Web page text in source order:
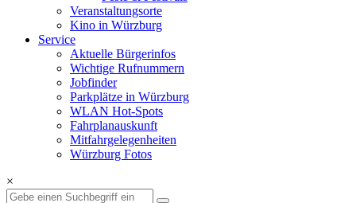
Veranstaltungsorte
Kino in Würzburg
Service
Aktuelle Bürgerinfos
Wichtige Rufnummern
Jobfinder
Parkplätze in Würzburg
WLAN Hot-Spots
Fahrplanauskunft
Mitfahrgelegenheiten
Würzburg Fotos
×